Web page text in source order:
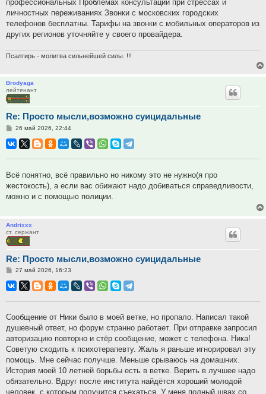
профессиональных Проблемах консультации при стрессах и
личностных переживаниях Звонки с московских городских
телефонов бесплатны. Тарифы на звонки с мобильных операторов из
других регионов уточняйте у своего провайдера.
Псалтирь - молитва сильнейшей силы. !!!
Brodyaga
лейтенант
Re: Просто мысли,возможно суицидальные
Сообщение
26 май 2026, 22:44
Всё понятно, всё правильно но никому это не нужно(я про
жестокость), а если вас обижают надо добиваться справедливости,
можно и с помощью полиции.
Andrixxx
ст. сержант
Re: Просто мысли,возможно суицидальные
Сообщение
27 май 2026, 16:23
Сообщение от Ники было в моей ветке, но пропало. Написал такой
душевный ответ, но форум странно работает. При отправке запросил
авторизацию повторно и стёр сообщение, может с телефона. Ника!
Советую сходить к психотерапевту. Жаль я раньше игнорировал эту
помощь. Мне сейчас получше. Меньше срываюсь на домашних.
История моей 10 летней борьбы есть в ветке. Верить в лучшее надо
обязательно. Вдруг после института найдётся хороший молодой
человек, с которым получится съехаться. У меня полный швах со